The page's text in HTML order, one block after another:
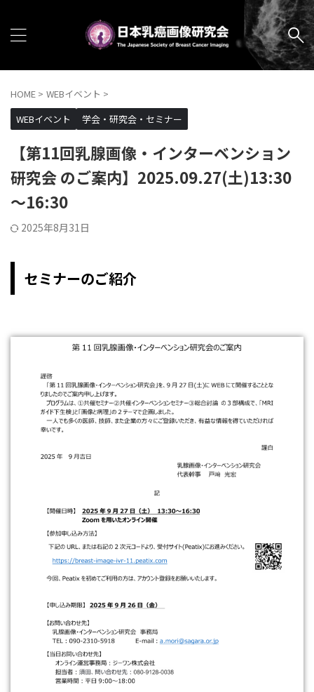
HOME > WEBイベント >
WEBイベント
学会・研究会・セミナー
【第11回乳腺画像・インターベンション
研究会 のご案内】2025.09.27(土)13:30
～16:30
2025年8月31日
セミナーのご紹介